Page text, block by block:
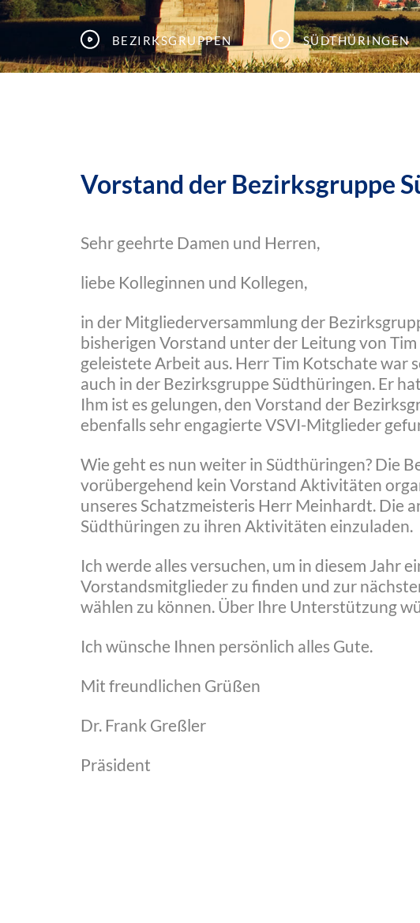
Bezirksgruppen Südthüringen
Vorstand der Bezirksgruppe
Sehr geehrte Damen und Herren,
liebe Kolleginnen und Kollegen,
in der Mitgliederversammlung der
bisherigen Vorstand unter der Leitung von
geleistete Arbeit aus. Herr Tim Kotschate war
auch in der Bezirksgruppe Südthüringen. Er
Ihm ist es gelungen, den Vorstand der
ebenfalls sehr engagierte VSVI-Mitglieder
Wie geht es nun weiter in Südthüringen? Die
vorübergehend kein Vorstand Aktivitäten
unseres Schatzmeisteris Herr Meinhardt. Die
Südthüringen zu ihren Aktivitäten einzuladen.
Ich werde alles versuchen, um in diesem Jahr
Vorstandsmitglieder zu finden und zur
wählen zu können. Über Ihre Unterstützung
Ich wünsche Ihnen persönlich alles Gute.
Mit freundlichen Grüßen
Dr. Frank Greßler
Präsident